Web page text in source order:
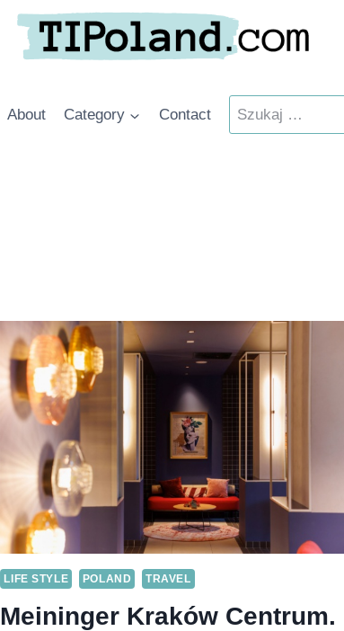
About Category Contact Szukaj:
LIFE STYLE POLAND TRAVEL
Meininger Kraków Centrum.